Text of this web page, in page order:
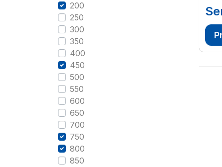
200
250
300
350
400
450
500
550
600
650
700
750
800
850